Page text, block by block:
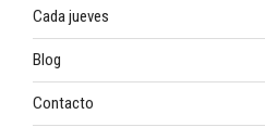
Cada jueves
Blog
Contacto